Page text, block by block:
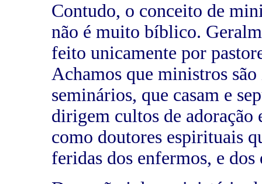
Contudo, o conceito de
não é muito bíblico.
feito unicamente por
Achamos que ministros
seminários, que casam e
dirigem cultos de adoração
como doutores espirituais
feridas dos enfermos, e dos